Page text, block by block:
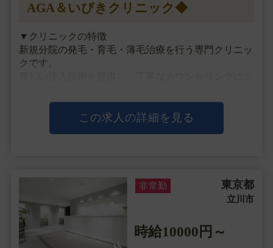
AGA＆いびきクリニック◆
▼クリニックの特徴
新規分院の発毛・育毛・薄毛治療を行う専門クリニッ
クです。
DNA検査を行い、治療をオーダーメイドで行ってい
特別な研修はありませ・・・
この求人の詳細を見る
非常勤 東京都
立川市
時給10000円～